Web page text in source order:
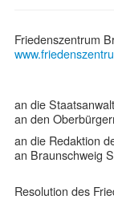
Friedenszentrum
an die
an den
an die Redaktion
an Braunschweig
Resolution des